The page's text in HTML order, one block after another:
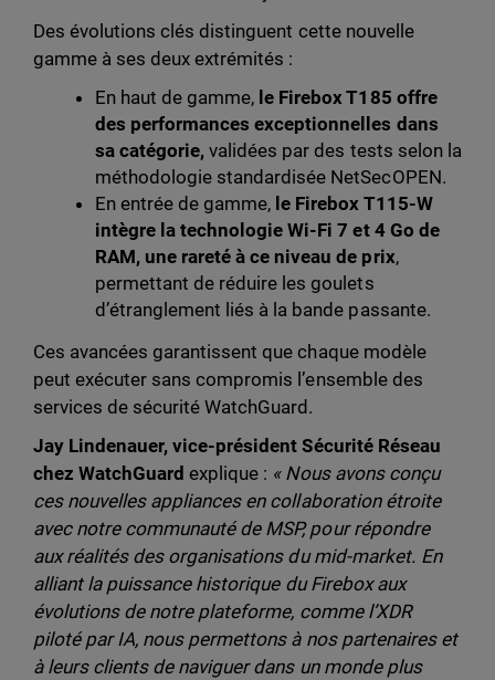
Des évolutions clés distinguent cette nouvelle
gamme à ses deux extrémités :
En haut de gamme, le Firebox T185 offre
des performances exceptionnelles dans
sa catégorie,validées par des tests selon la
méthodologie standardisée NetSecOPEN.
En entrée de gamme, le Firebox T115-W
intègre la technologie Wi-Fi 7 et 4 Go de
RAM, une rareté à ce niveau de prix,
permettant de réduire les goulets
d’étranglement liés à la bande passante.
Ces avancées garantissent que chaque modèle
peut exécuter sans compromis l’ensemble des
services de sécurité WatchGuard.
Jay Lindenauer, vice-président Sécurité Réseau
chez WatchGuardexplique : « Nous avons conçu
ces nouvelles appliances en collaboration étroite
avec notre communauté de MSP, pour répondre
aux réalités des organisations du mid-market. En
alliant la puissance historique du Firebox aux
évolutions de notre plateforme, comme l’XDR
piloté par IA, nous permettons à nos partenaires et
à leurs clients de naviguer dans un monde plus